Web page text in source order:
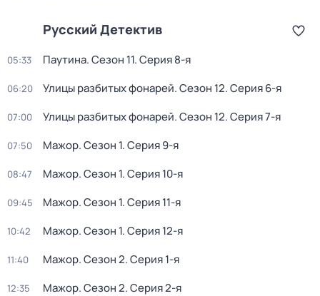
Русский Детектив
05:33 Паутина. Сезон 11. Серия 8-я
06:20 Улицы разбитых фонарей. Сезон 12. Серия 6-я
07:00 Улицы разбитых фонарей. Сезон 12. Серия 7-я
07:50 Мажор. Сезон 1. Серия 9-я
08:47 Мажор. Сезон 1. Серия 10-я
09:45 Мажор. Сезон 1. Серия 11-я
10:42 Мажор. Сезон 1. Серия 12-я
11:40 Мажор. Сезон 2. Серия 1-я
12:35 Мажор. Сезон 2. Серия 2-я